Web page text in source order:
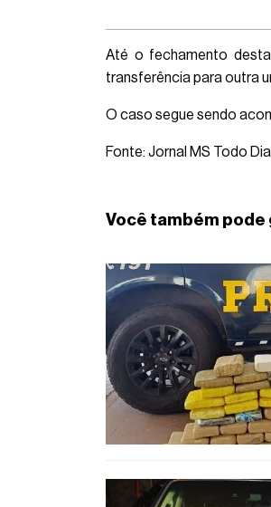
Até o fechamento
transferência para outra
O caso segue sendo
Fonte: Jornal MS Todo Dia
Você também pode